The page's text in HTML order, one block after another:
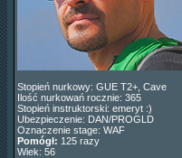
Stopień nurkowy: GUE T2+, Cave
Ilość nurkowań rocznie: 365
Stopień instruktorski: emeryt :)
Ubezpieczenie: DAN/PROGLD
Oznaczenie stage: WAF
Pomógł: 125 razy
Wiek: 56